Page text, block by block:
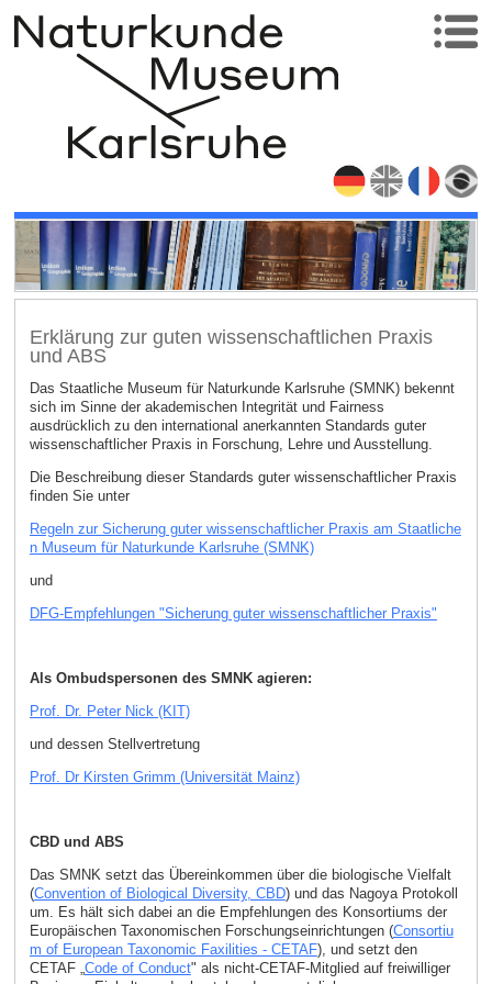
Erklärung zur guten wissenschaftlichen Praxis
und ABS
Das Staatliche Museum für Naturkunde Karlsruhe (SMNK) bekennt
sich im Sinne der akademischen Integrität und Fairness
ausdrücklich zu den international anerkannten Standards guter
wissenschaftlicher Praxis in Forschung, Lehre und Ausstellung.
Die Beschreibung dieser Standards guter wissenschaftlicher Praxis
finden Sie unter
Regeln zur Sicherung guter wissenschaftlicher Praxis am Staatliche
n Museum für Naturkunde Karlsruhe (SMNK)
und
DFG-Empfehlungen "Sicherung guter wissenschaftlicher Praxis"
Als Ombudspersonen des SMNK agieren:
Prof. Dr. Peter Nick (KIT)
und dessen Stellvertretung
Prof. Dr Kirsten Grimm (Universität Mainz)
CBD und ABS
Das SMNK setzt das Übereinkommen über die biologische Vielfalt
(Convention of Biological Diversity, CBD) und das Nagoya Protokoll
um. Es hält sich dabei an die Empfehlungen des Konsortiums der
Europäischen Taxonomischen Forschungseinrichtungen (Consortiu
m of European Taxonomic Faxilities - CETAF), und setzt den
CETAF „ Code of Conduct" als nicht-CETAF-Mitglied auf freiwilliger